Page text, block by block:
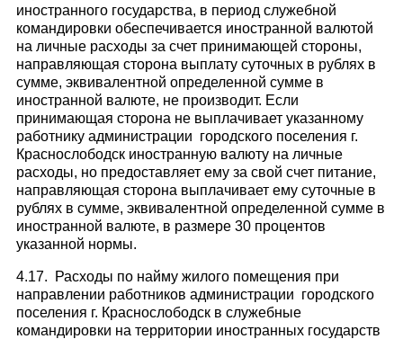
иностранного государства, в период служебной
командировки обеспечивается иностранной валютой
на личные расходы за счет принимающей стороны,
направляющая сторона выплату суточных в рублях в
сумме, эквивалентной определенной сумме в
иностранной валюте, не производит. Если
принимающая сторона не выплачивает указанному
работнику администрации городского поселения г.
Краснослободск иностранную валюту на личные
расходы, но предоставляет ему за свой счет питание,
направляющая сторона выплачивает ему суточные в
рублях в сумме, эквивалентной определенной сумме в
иностранной валюте, в размере 30 процентов
указанной нормы.
4.17. Расходы по найму жилого помещения при
направлении работников администрации городского
поселения г. Краснослободск в служебные
командировки на территории иностранных государств